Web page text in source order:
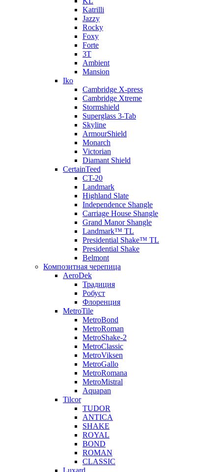
Katrilli
Jazzy
Rocky
Foxy
Forte
3T
Ambient
Mansion
Iko
Cambridge X-press
Cambridge Xtreme
Stormshield
Superglass 3-Tab
Skyline
ArmourShield
Monarch
Victorian
Diamant Shield
CertainTeed
CT-20
Landmark
Highland Slate
Independence Shangle
Carriage House Shangle
Grand Manor Shangle
Landmark™ TL
Presidential Shake™ TL
Presidential Shake
Belmont
Композитная черепица
AeroDek
Традиция
Робуст
Флоренция
MetroTile
MetroBond
MetroRoman
MetroShake-2
MetroClassic
MetroViksen
MetroGallo
MetroRomana
MetroMistral
Aquapan
Tilcor
TUDOR
ANTICA
SHAKE
ROYAL
BOND
ROMAN
CLASSIC